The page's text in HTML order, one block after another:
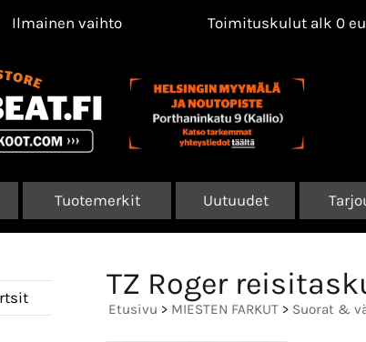
Ilmainen vaihto Toimituskulut alk 0
Tuotemerkit Uutuudet
TZ Roger
Etusivu > MIESTEN FARKUT > Suorat &